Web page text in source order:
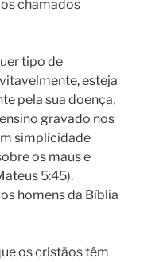
chamados
tipo de
esteja
pela sua doença,
gravado nos
simplicidade
os maus e
5:45).
homens da Bíblia
os cristãos têm